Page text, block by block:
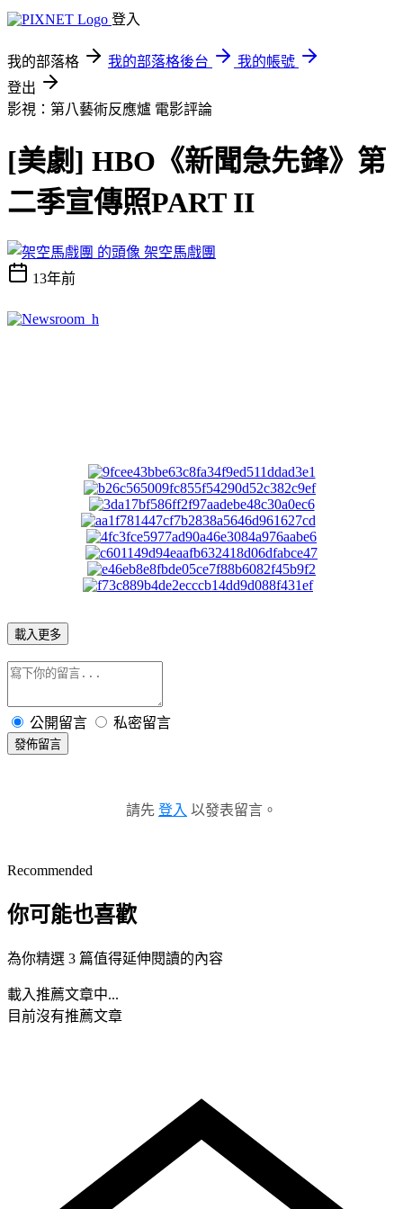
登入
我的部落格 我的部落格後台
我的帳號
登出
影視：第八藝術反應爐 電影評論
[美劇] HBO《新聞急先鋒》第
二季宣傳照PART II
架空馬戲團
13年前
載入更多
公開留言 私密留言
發佈留言
請先 登入 以發表留言。
Recommended
你可能也喜歡
為你精選 3 篇值得延伸閱讀的內容
載入推薦文章中...
目前沒有推薦文章